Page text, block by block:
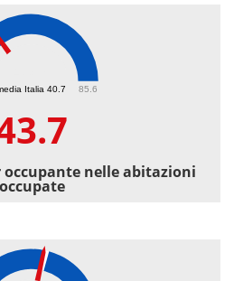
Italia 40.7 85.6
nelle abitazioni
occupate